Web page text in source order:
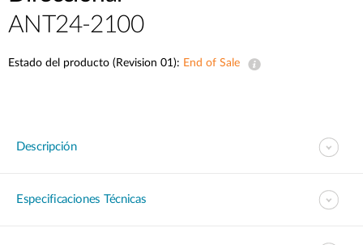
ANT24-2100
Estado del producto (Revision 01): End of Sale
Descripción
Especificaciones Técnicas